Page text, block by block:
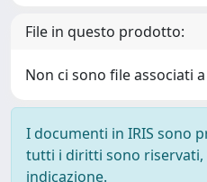
File in questo prodotto:
Non ci sono file associati
I documenti in IRIS sono
tutti i diritti sono riservati,
indicazione.